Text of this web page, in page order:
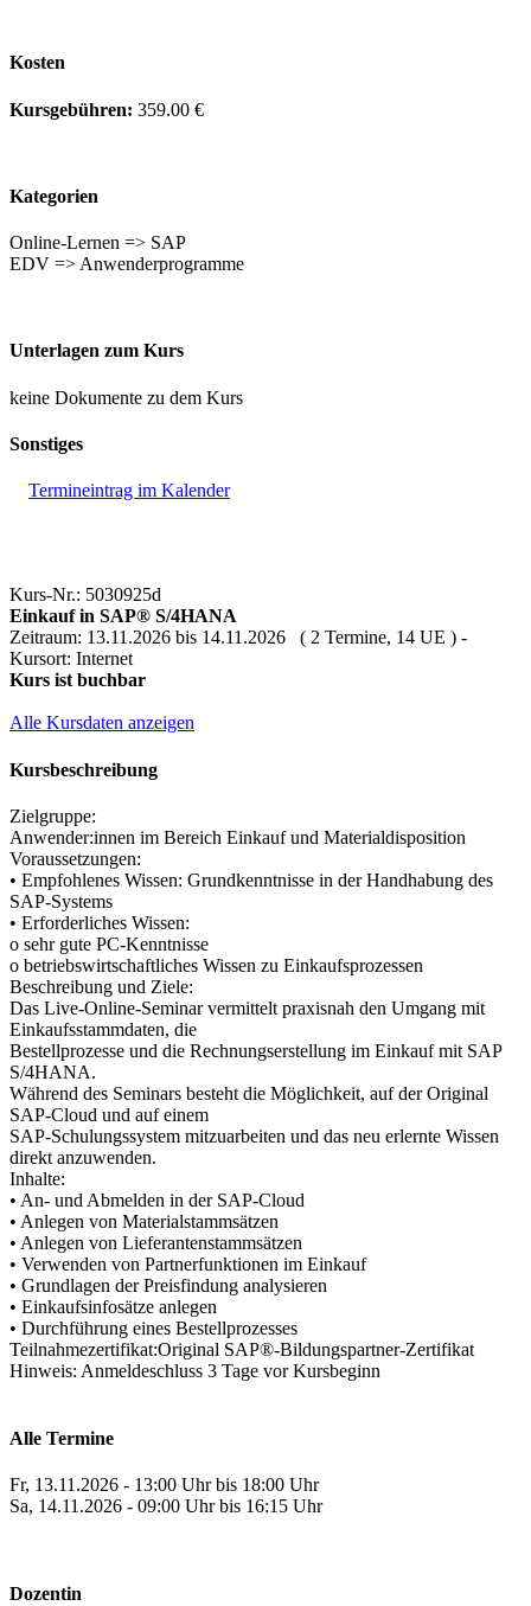
Kosten
Kursgebühren: 359.00 €
Kategorien
Online-Lernen => SAP
EDV => Anwenderprogramme
Unterlagen zum Kurs
keine Dokumente zu dem Kurs
Sonstiges
Termineintrag im Kalender
Kurs-Nr.: 5030925d
Einkauf in SAP® S/4HANA
Zeitraum: 13.11.2026 bis 14.11.2026 ( 2 Termine, 14 UE ) -
Kursort: Internet
Kurs ist buchbar
Alle Kursdaten anzeigen
Kursbeschreibung
Zielgruppe:
Anwender:innen im Bereich Einkauf und Materialdisposition
Voraussetzungen:
• Empfohlenes Wissen: Grundkenntnisse in der Handhabung des
SAP-Systems
• Erforderliches Wissen:
o sehr gute PC-Kenntnisse
o betriebswirtschaftliches Wissen zu Einkaufsprozessen
Beschreibung und Ziele:
Das Live-Online-Seminar vermittelt praxisnah den Umgang mit
Einkaufsstammdaten, die
Bestellprozesse und die Rechnungserstellung im Einkauf mit SAP
S/4HANA.
Während des Seminars besteht die Möglichkeit, auf der Original
SAP-Cloud und auf einem
SAP-Schulungssystem mitzuarbeiten und das neu erlernte Wissen
direkt anzuwenden.
Inhalte:
• An- und Abmelden in der SAP-Cloud
• Anlegen von Materialstammsätzen
• Anlegen von Lieferantenstammsätzen
• Verwenden von Partnerfunktionen im Einkauf
• Grundlagen der Preisfindung analysieren
• Einkaufsinfosätze anlegen
• Durchführung eines Bestellprozesses
Teilnahmezertifikat:Original SAP®-Bildungspartner-Zertifikat
Hinweis: Anmeldeschluss 3 Tage vor Kursbeginn
Alle Termine
Fr, 13.11.2026 - 13:00 Uhr bis 18:00 Uhr
Sa, 14.11.2026 - 09:00 Uhr bis 16:15 Uhr
Dozentin